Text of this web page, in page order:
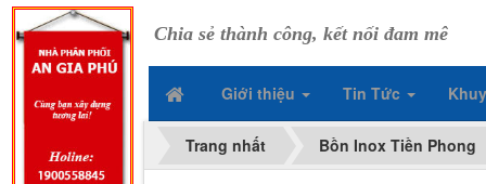
Chia sẻ thành công, kết nối đam mê
Giới thiệu Tin Tức
Trang nhất Bồn Inox Tiền Phong